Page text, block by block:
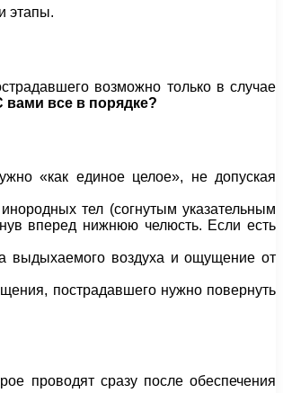
этапы.
возможно только в случае
вами все в порядке?
«как единое целое», не допуская
тел (согнутым указательным
вперед нижнюю челюсть. Если есть
выдыхаемого воздуха и ощущение от
пострадавшего нужно повернуть
проводят сразу после обеспечения